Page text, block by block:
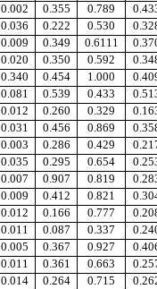
0.002 0.355 0.789
0.036 0.222 0.530
0.009 0.349 0.6111
0.020 0.350 0.592
0.340 0.454 1.000
0.081 0.539 0.433
0.012 0.260 0.329
0.031 0.456 0.869
0.003 0.286 0.429
0.035 0.295 0.654
0.007 0.907 0.819
0.009 0.412 0.821
0.012 0.166 0.777
0.011 0.087 0.337
0.005 0.367 0.927
0.011 0.361 0.663
0.014 0.264 0.715